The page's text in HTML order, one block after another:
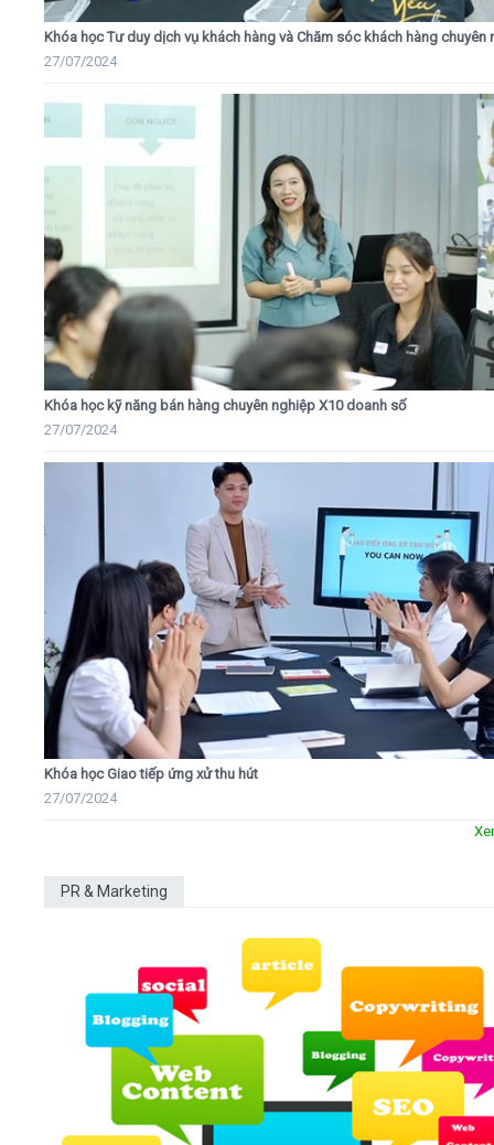
Khóa học Tư duy dịch vụ khách hàng và Chăm sóc khách hàng chuyên
27/07/2024
Khóa học kỹ năng bán hàng chuyên nghiệp X10 doanh số
27/07/2024
Khóa học Giao tiếp ứng xử thu hút
27/07/2024
PR & Marketing